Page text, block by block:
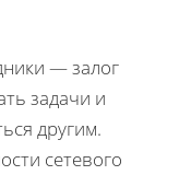
— залог
задачи и
другим.
сетевого